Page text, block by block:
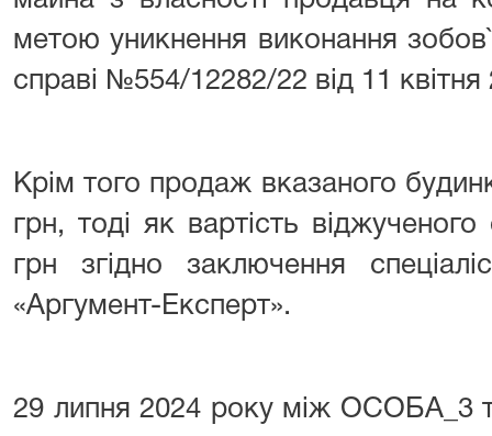
метою уникнення виконання
справі №554/12282/22 від 11 квітня
Крім того продаж вказаного
грн, тоді як вартість
грн згідно заключення
«Аргумент-Експерт».
29 липня 2024 року між ОСОБА_3